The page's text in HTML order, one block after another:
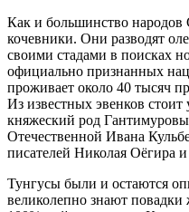
Как и большинство
кочевники. Они разводят
своими стадами в поисках
официально признанных
проживает около 40 тысяч
Из известных эвенков стоит
княжеский род
Отечественной Ивана
писателей Николая Оёгира
Тунгусы были и остаются
великолепно знают